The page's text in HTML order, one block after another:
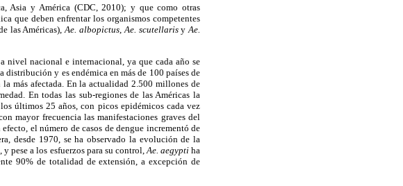
Asia y América (CDC, 2010); y que como otras
que deben enfrentar los organismos competentes
las Américas),Ae. albopictus,Ae. scutellarisyAe.
nivel nacional e internacional, ya que cada año se
y es endémica en más de 100 países de
más afectada. En la actualidad 2.500 millones de
En todas las sub-regiones de las Américas la
últimos 25 años, con picos epidémicos cada vez
mayor frecuencia las manifestaciones graves del
el número de casos de dengue incrementó de
desde 1970, se ha observado la evolución de la
pese a los esfuerzos para su control, Ae. aegyptiha
90% de totalidad de extensión, a excepción de